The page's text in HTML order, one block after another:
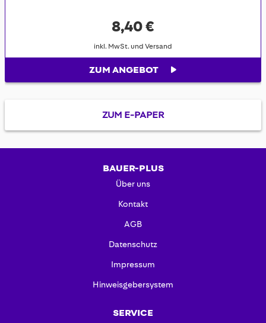
8,40 €
inkl. MwSt. und Versand
ZUM ANGEBOT
ZUM E-PAPER
BAUER-PLUS
Über uns
Kontakt
AGB
Datenschutz
Impressum
Hinweisgebersystem
SERVICE